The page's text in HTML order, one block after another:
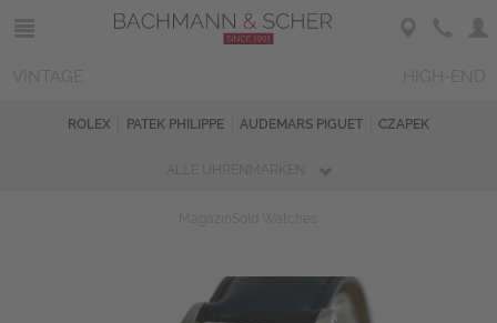
ROLEX PATEK PHILIPPE AUDEMARS PIGUET CZAPEK